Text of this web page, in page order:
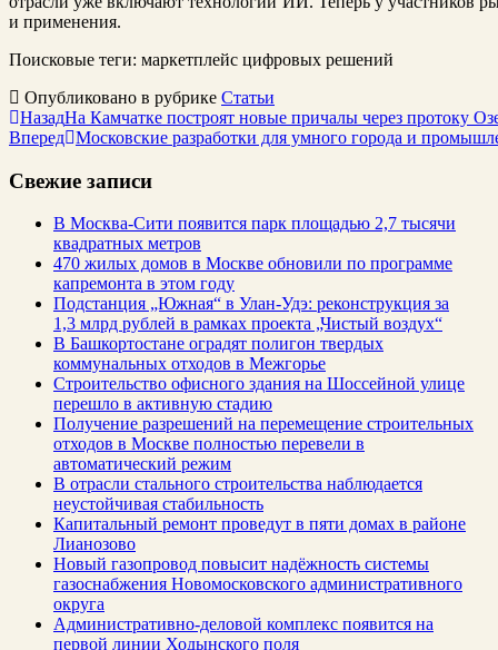
и применения.
Поисковые теги: маркетплейс цифровых решений
Опубликовано в рубрике Статьи
НазадНа Камчатке построят новые причалы через протоку
Вперед Московские разработки для умного города и
Свежие записи
В Москва-Сити появится парк площадью 2,7 тысячи
квадратных метров
470 жилых домов в Москве обновили по программе
капремонта в этом году
Подстанция „Южная“ в Улан‑Удэ: реконструкция за
1,3 млрд рублей в рамках проекта „Чистый воздух“
В Башкортостане оградят полигон твердых
коммунальных отходов в Межгорье
Строительство офисного здания на Шоссейной улице
перешло в активную стадию
Получение разрешений на перемещение строительных
отходов в Москве полностью перевели в
автоматический режим
В отрасли стального строительства наблюдается
неустойчивая стабильность
Капитальный ремонт проведут в пяти домах в районе
Лианозово
Новый газопровод повысит надёжность системы
газоснабжения Новомосковского административного
округа
Административно-деловой комплекс появится на
первой линии Ходынского поля